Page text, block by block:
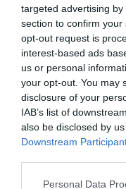
targeted advertising
section to confirm
opt-out request is
interest-based ads
us or personal
your opt-out. You may
disclosure of your
IAB’s list of
also be disclosed by
Downstream
Personal Data
Newsletter
Κάθε βδομάδα στο
την Τέχνη και τον